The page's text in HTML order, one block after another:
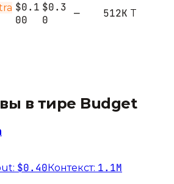
$0.1
00
$0.3
0
— 512K T
в тире Budget
$0.40Контекст: 1.1M